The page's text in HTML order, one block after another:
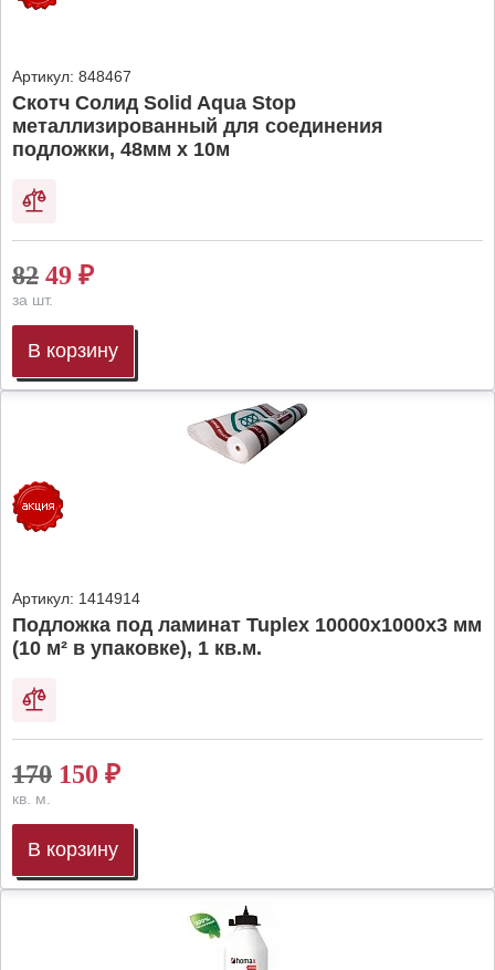
Артикул: 848467
Скотч Солид Solid Aqua Stop
металлизированный для соединения
подложки, 48мм х 10м
82 49 ₽
за шт.
В корзину
Артикул: 1414914
Подложка под ламинат Tuplex 10000x1000x3 мм
(10 м² в упаковке), 1 кв.м.
170 150 ₽
кв. м.
В корзину